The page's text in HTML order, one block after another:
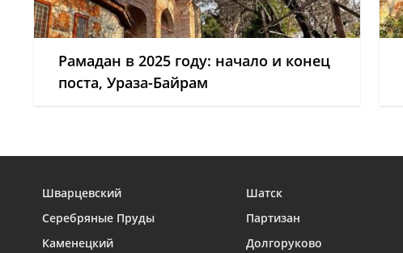
Рамадан в 2025 году: начало и конец
поста, Ураза-Байрам
Шварцевский Шатск
Серебряные Пруды
Партизан
Каменецкий
Долгоруково